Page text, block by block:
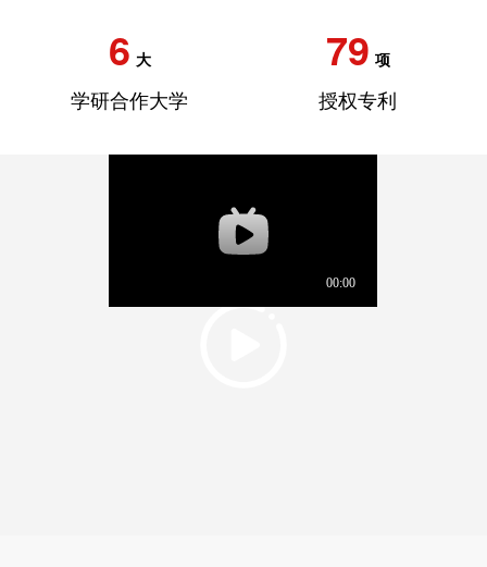
6 大
学研合作大学
79 项
授权专利